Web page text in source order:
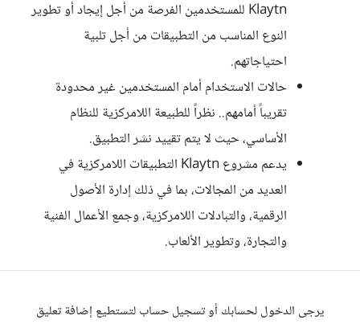
Klaytn للمستخدمين الفرصة من أجل إيجاد أو تطوير
النوع المناسب من التطبيقات من أجل تلبية
احتياجاتهم.
حالات الاستخدام أمام المستخدمين غير محدودة
تقريباً أمامهم.. نظراً للطبيعة اللامركزية للنظام
الأساسي، حيث لا يتم تقييد نشر التطبيق.
يدعم مشروع Klaytn التطبيقات اللامركزية في
العديد من المجالات، بما في ذلك إدارة الأصول
الرقمية، والتبادلات اللامركزية، وجمع الأعمال الفنية
والتجارة، وتطوير الألعاب.
يرجى الدخول لحسابك أو تسجيل حساب لتستطيع إضافة تعليق